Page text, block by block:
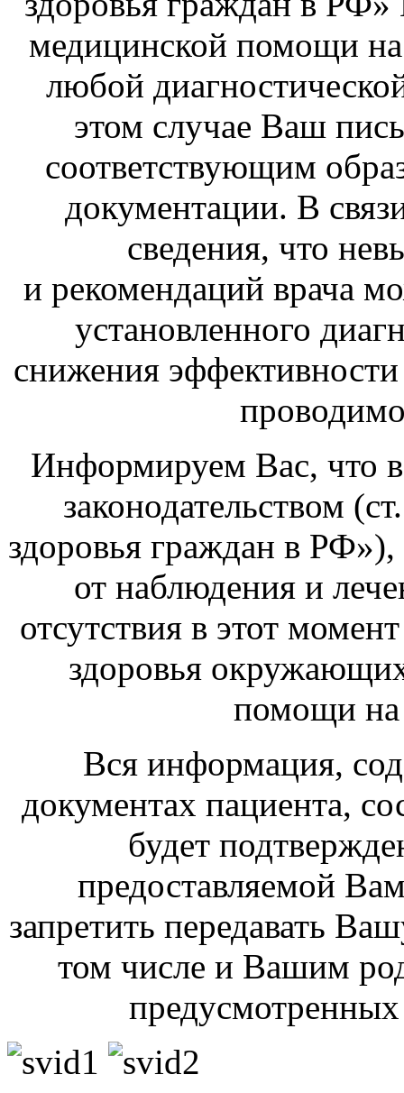
медицинской помощи на
любой
этом случае Ваш
соответствующим
документации. В
сведения, что
и рекомендаций врача
установленного
снижения
Информируем Вас, что
законодательством
здоровья граждан в РФ»),
от наблюдения и
отсутствия в этот
здоровья
помощи на
Вся информация,
документах пациента,
будет
предоставляемой
запретить передавать
том числе и Вашим